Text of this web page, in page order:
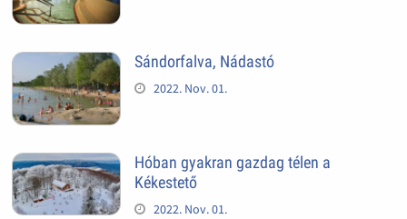
Sándorfalva, Nádastó
2022. Nov. 01.
Hóban gyakran gazdag télen a
Kékestető
2022. Nov. 01.